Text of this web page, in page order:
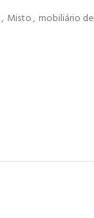
, Misto, mobiliário de